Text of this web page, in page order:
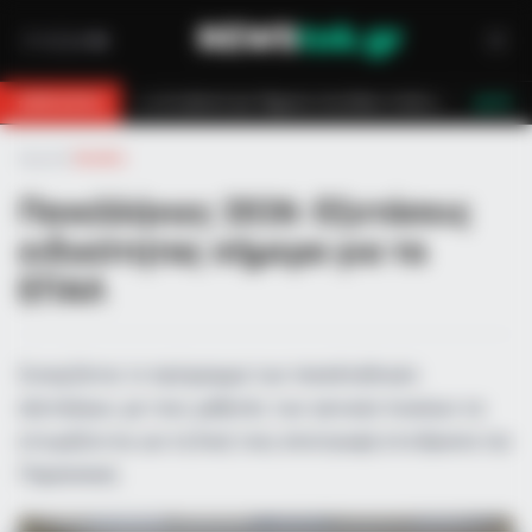
Πανελλήνιες 2026: Εξετάσεις
ειδικότητας σήμερα για τα
ΕΠΑΛ